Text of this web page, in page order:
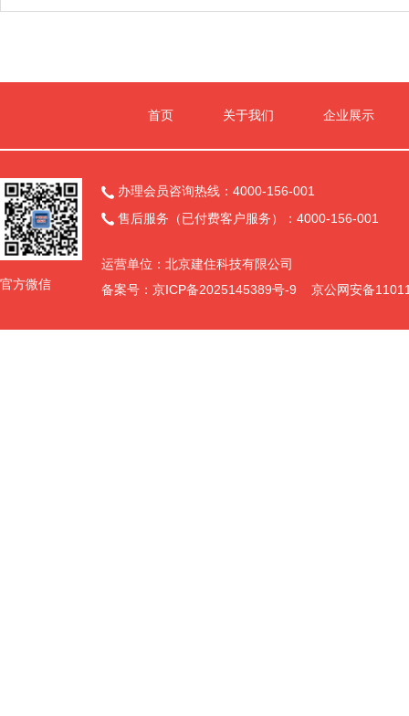
首页 关于我们 企业展示
官方微信
 办理会员咨询热线：4000-156-001
 售后服务（已付费客户服务）：4000-156-001
运营单位：北京建住科技有限公司
备案号： 京ICP备2025145389号-9 京公网安备